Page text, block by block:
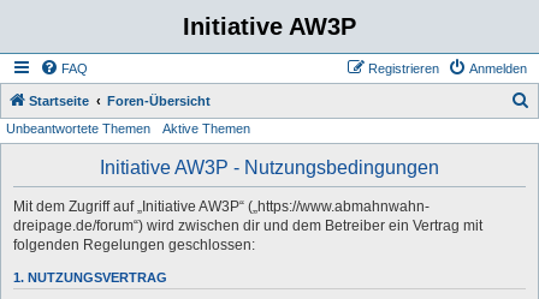
Initiative AW3P
FAQ Anmelden
Registrieren
Startseite Foren-Übersicht
Unbeantwortete Themen Aktive Themen
Initiative AW3P - Nutzungsbedingungen
Mit dem Zugriff auf „Initiative AW3P“ („https://www.abmahnwahn-
dreipage.de/forum“) wird zwischen dir und dem Betreiber ein Vertrag mit
folgenden Regelungen geschlossen:
1. NUTZUNGSVERTRAG